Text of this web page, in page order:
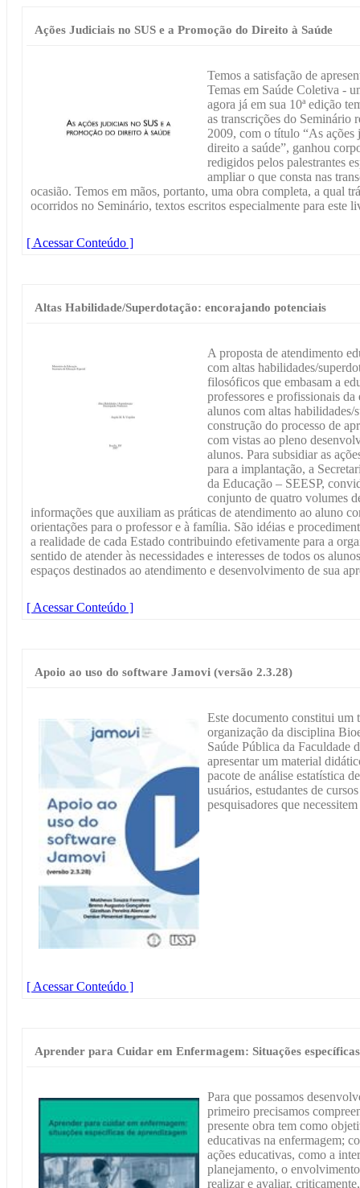
Ações Judiciais no SUS e a Promoção do Direito à Saúde
Temos a satisfação de
Temas em Saúde Coletiva -
agora já em sua 10ª edição
as transcrições do Seminário
2009, com o título “As
direito a saúde”, ganhou
redigidos pelos palestrantes
ampliar o que consta nas
ocasião. Temos em mãos, portanto, uma obra completa, a qual
ocorridos no Seminário, textos escritos especialmente para este
[ Acessar Conteúdo ]
Altas Habilidade/Superdotação: encorajando potenciais
A proposta de atendimento
com altas habilidades/
filosóficos que embasam a
professores e profissionais
alunos com altas
construção do processo de
com vistas ao pleno
alunos. Para subsidiar as
para a implantação, a
da Educação – SEESP,
conjunto de quatro volumes
informações que auxiliam as práticas de atendimento ao aluno
orientações para o professor e à família. São idéias e
a realidade de cada Estado contribuindo efetivamente para a
sentido de atender às necessidades e interesses de todos os
espaços destinados ao atendimento e desenvolvimento de sua
[ Acessar Conteúdo ]
Apoio ao uso do software Jamovi (versão 2.3.28)
Este documento constitui um
organização da disciplina
Saúde Pública da Faculdade
apresentar um material
pacote de análise estatística
usuários, estudantes de
pesquisadores que
[ Acessar Conteúdo ]
Aprender para Cuidar em Enfermagem: Situações
Para que possamos
primeiro precisamos
presente obra tem como
educativas na enfermagem;
ações educativas, como a
planejamento, o
realizar e avaliar,